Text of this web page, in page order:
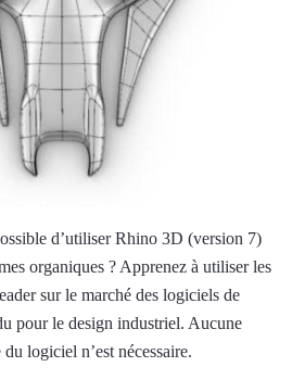
d’utiliser Rhino 3D (version 7)
organiques ? Apprenez à utiliser les
sur le marché des logiciels de
pour le design industriel. Aucune
logiciel n’est nécessaire.